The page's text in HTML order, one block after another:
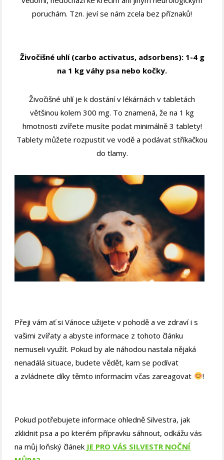
poruchám. Tzn. jeví se nám zcela bez příznaků!
Živočišné uhlí (carbo activatus, adsorbens): 1-4 g
na 1 kg váhy psa nebo kočky.
Živočišné uhlí je k dostání v lékárnách v tabletách
většinou kolem 300 mg. To znamená, že na 1 kg
hmotnosti zvířete musíte podat minimálně 3 tablety!
Tablety můžete rozpustit ve vodě a podávat stříkačkou
do tlamy.
Přeji vám ať si Vánoce užijete v pohodě a ve zdraví i s
vašimi zvířaty a abyste informace z tohoto článku
nemuseli využít. Pokud by ale náhodou nastala nějaká
nenadálá situace, budete vědět, kam se podívat
a zvládnete díky těmto informacím včas zareagovat
!
Pokud potřebujete informace ohledně Silvestra, jak
zklidnit psa a po kterém přípravku sáhnout, odkážu vás
na můj loňský článek JE PRO VÁS SILVESTR NOČNÍ